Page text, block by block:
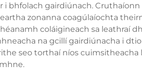
i bhfolach gairdiúnach.
zonanna coagúlaíochta
coláigineach sa leathraí
na gcillí gairdiúnacha i
seo torthaí níos cuimsitheacha